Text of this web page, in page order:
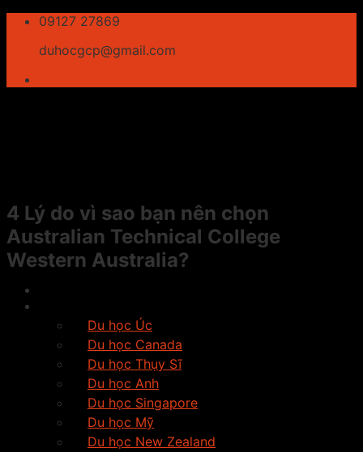
Skip
content
09127 27869
duhocgcp@gmail.com
Du học Úc
Du học Canada
Du học Thụy Sĩ
Du học Anh
Du học Singapore
Du học Mỹ
Du học New Zealand
4 Lý do vì sao bạn nên chọn
Australian Technical College
Western Australia?